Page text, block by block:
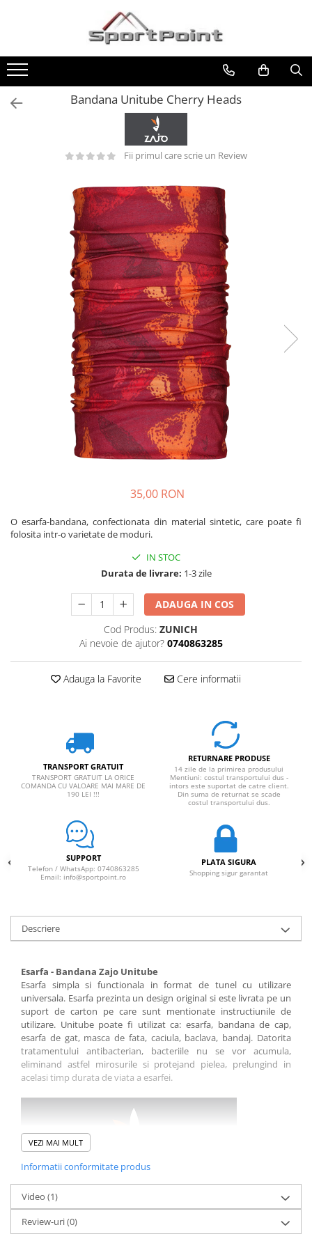
Toate Produsele
ALPINISM
Nuci si Frienduri
Corzi si Cordeline
Suruburi de gheata
Lopeti de zapada / avalansa
BETE TREKKING
SACI DE DORMIT
Rucsaci pana la 30 litri
Rucsaci intre 31 - 50 litri
Rucsaci intre 51 - 70 litri
Rucsaci impermeabili
Borsete si Portofele
Accesorii
Corturi 3 persoane
Corturi 4 persoane
Corturi de familie
IMBRACAMINTE
Pantaloni
Jachete
Sosete
Imbracaminte de corp
Bandane
Manusi
Accesorii
Produse de Intretinere
Barbati
Pantaloni
Jachete
Sosete
Bandane
Imbracaminte de corp
Copii
Jachete copii
Bandana Unitube Cherry Heads
Fii primul care scrie un Review
35,00 RON
O esarfa-bandana, confectionata din material sintetic, care poate fi
folosita intr-o varietate de moduri.
IN STOC
Durata de livrare: 1-3 zile
ADAUGA IN COS
Cod Produs: ZUNICH
Ai nevoie de ajutor? 0740863285
Adauga la Favorite Cere informatii
TRANSPORT GRATUIT
TRANSPORT GRATUIT LA ORICE
COMANDA CU VALOARE MAI MARE DE
190 LEI !!!
RETURNARE PRODUSE
14 zile de la primirea produsului
Mentiuni: costul transportului dus -
intors este suportat de catre client.
Din suma de returnat se scade
costul transportului dus.
SUPPORT
Telefon / WhatsApp: 0740863285
Email: info@sportpoint.ro
PLATA SIGURA
Shopping sigur garantat
Descriere
Esarfa - Bandana Zajo Unitube
Esarfa simpla si functionala in format de tunel cu utilizare
universala. Esarfa prezinta un design original si este livrata pe un
suport de carton pe care sunt mentionate instructiunile de
utilizare. Unitube poate fi utilizat ca: esarfa, bandana de cap,
esarfa de gat, masca de fata, caciula, baclava, bandaj. Datorita
tratamentului antibacterian, bacteriile nu se vor acumula,
eliminand astfel mirosurile si protejand pielea, prelungind in
acelasi timp durata de viata a esarfei.
Caracteristici:
model: unisex
VEZI MAI MULT
Informatii conformitate produs
Video (1)
Review-uri(0)